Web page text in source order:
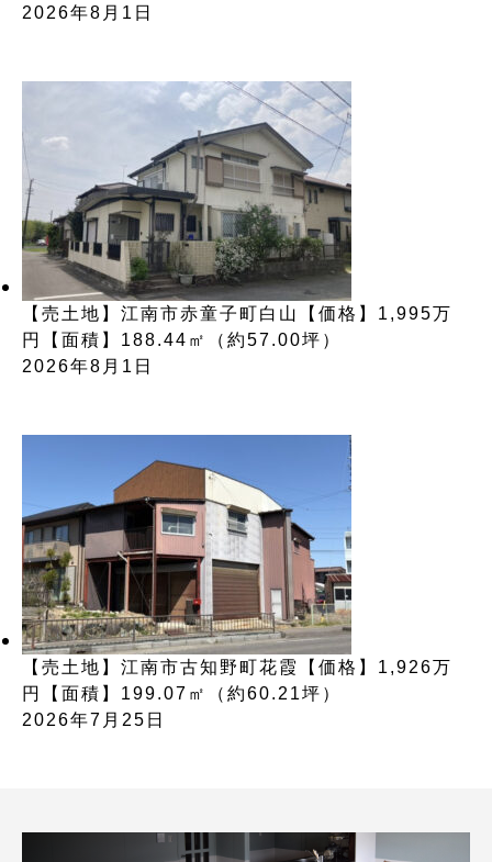
2026年8月1日
【売土地】江南市赤童子町白山【価格】1,995万
円【面積】188.44㎡（約57.00坪）
2026年8月1日
【売土地】江南市古知野町花霞【価格】1,926万
円【面積】199.07㎡（約60.21坪）
2026年7月25日